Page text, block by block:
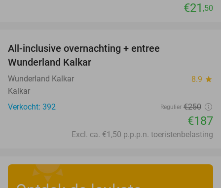
€21 ,50
All-inclusive overnachting + entree
Wunderland Kalkar
Wunderland Kalkar 8.9 star
Kalkar
Verkocht: 392
Regulier €250
€187
Excl. ca. €1,50 p.p.p.n. toeristenbelasting